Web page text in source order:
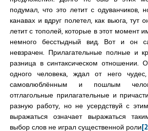
подумал, что это летит с одуванчиков,
канавах и вдруг полетел, как вьюга, тут
летит с тополей, которые в этот момент
немного бесстыдный вид. Вот и он
невзрачен. Прилагательные полные и
разница в синтаксическом отношении.
одного человека, ждал от него
самовлюблённым и пошлым
отглагольные прилагательные и
разную работу, но не усердствуй с
выражаться означает выражаться
выбор слов не играл существенной роли